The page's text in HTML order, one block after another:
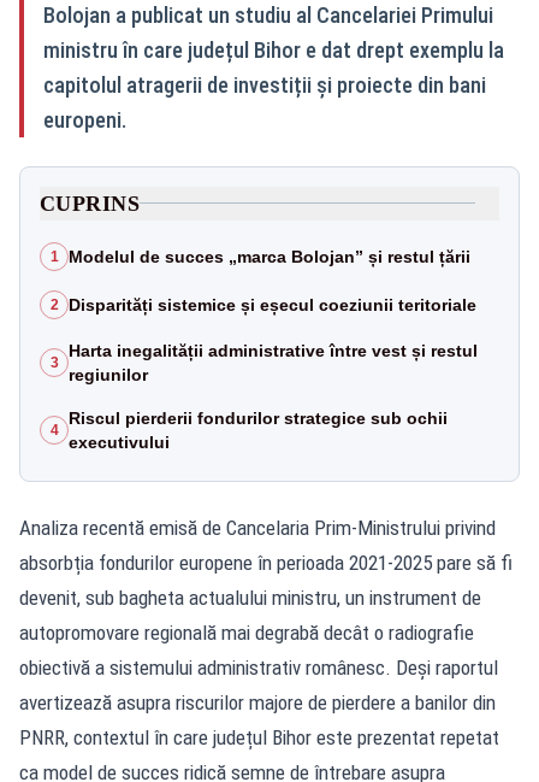
Bolojan a publicat un studiu al Cancelariei Primului
ministru în care județul Bihor e dat drept exemplu la
capitolul atragerii de investiții și proiecte din bani
europeni.
CUPRINS
1 Modelul de succes „marca Bolojan” și restul țării
2 Disparități sistemice și eșecul coeziunii teritoriale
3
Harta inegalității administrative între vest și restul
regiunilor
4
Riscul pierderii fondurilor strategice sub ochii
executivului
Analiza recentă emisă de Cancelaria Prim-Ministrului privind
absorbția fondurilor europene în perioada 2021-2025 pare să fi
devenit, sub bagheta actualului ministru, un instrument de
autopromovare regională mai degrabă decât o radiografie
obiectivă a sistemului administrativ românesc. Deși raportul
avertizează asupra riscurilor majore de pierdere a banilor din
PNRR, contextul în care județul Bihor este prezentat repetat
ca model de succes ridică semne de întrebare asupra